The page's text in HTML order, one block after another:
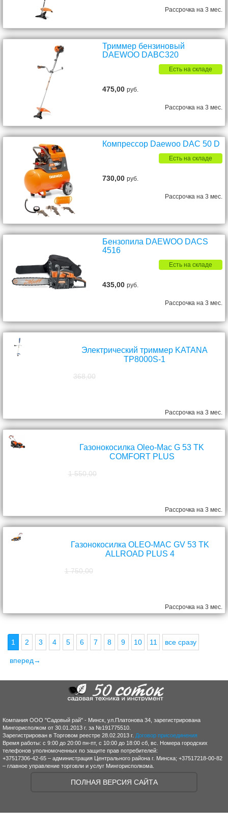
Рассрочка на 3 мес.
Триммер бензиновый
DAEWOO DABC320
Есть на складе
475,00руб.
Рассрочка на 3 мес.
Компрессор Daewoo DAC 50 D
Есть на складе
730,00руб.
Рассрочка на 3 мес.
Бензопила DAEWOO DACS
4516
Есть на складе
435,00руб.
Рассрочка на 3 мес.
Электрический триммер KATANA
TP8000S-1
368,00
Рассрочка на 3 мес.
Газонокосилка Oleo-Mac G 53 TK
COMFORT PLUS
1 550,00
Рассрочка на 3 мес.
Газонокосилка OLEO-MAC GV 53 TK
ALLROAD PLUS 4
1 750,00
Рассрочка на 3 мес.
1 2 3 4 5 6 7 8 9 10 11 все сразу
вперед→
Компания ООО "Садовый рай" - Минск, ул.Платонова 34, зарегистрирована
Мингорисполком от 30.01.2013 г. за №191775510.
Зарегистрирован в Торговом реестре 28.02.2013 г. Договор присоединения
Время работы: с 9:00 до 20:00 пн-пт, с 10:00 до 18:00 сб, вс. Номера городских
телефонов уполномоченных по защите прав потребителей:
+37517306-42-65 – администрация Центрального района г. Минска; +37517218-00-82
– главное управление торговли и услуг Мингорисполкома.
ПОЛНАЯ ВЕРСИЯ САЙТА